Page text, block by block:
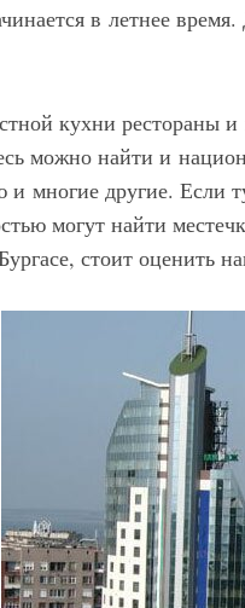
в летнее
кухни рестораны и
можно найти и
и многие другие. Если
могут найти
стоит оценить